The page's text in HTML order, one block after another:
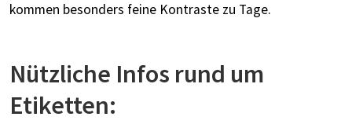
kommen besonders feine Kontraste zu Tage.
Nützliche Infos rund um
Etiketten: